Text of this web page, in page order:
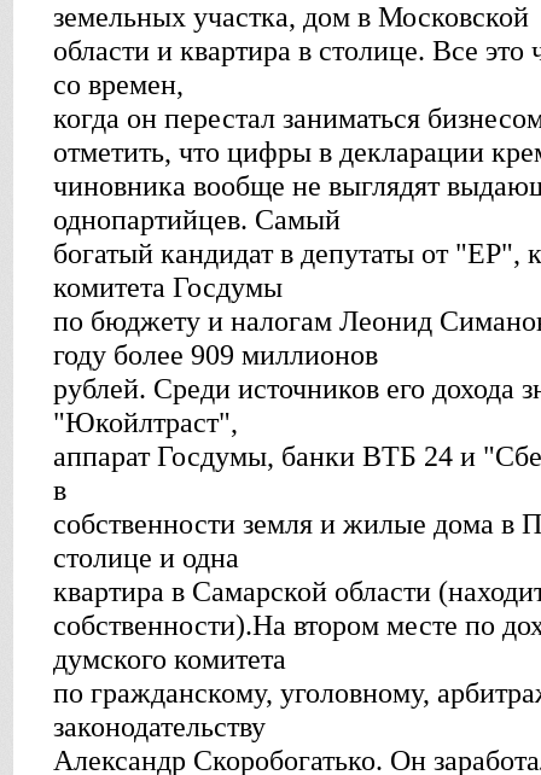
земельных участка, дом в Московской
области и квартира в столице. Все
со времен,
когда он перестал заниматься
отметить, что цифры в декларации
чиновника вообще не выглядят
однопартийцев. Самый
богатый кандидат в депутаты от "ЕР",
комитета Госдумы
по бюджету и налогам Леонид
году более 909 миллионов
рублей. Среди источников его дохода
"Юкойлтраст",
аппарат Госдумы, банки ВТБ 24 и
в
собственности земля и жилые дома в
столице и одна
квартира в Самарской области
собственности).На втором месте по
думского комитета
по гражданскому, уголовному,
законодательству
Александр Скоробогатько. Он